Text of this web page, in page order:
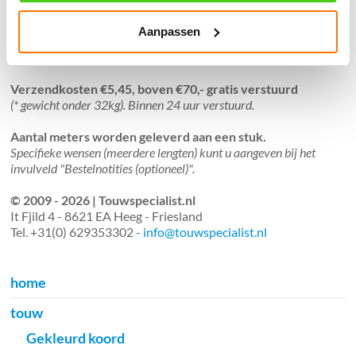
Aanpassen
Verzendkosten €5,45, boven €70,- gratis verstuurd
(* gewicht onder 32kg). Binnen 24 uur verstuurd.
Aantal meters worden geleverd aan een stuk.
Specifieke wensen (meerdere lengten) kunt u aangeven bij het
invulveld "Bestelnotities (optioneel)".
© 2009 - 2026 | Touwspecialist.nl
It Fjild 4 - 8621 EA Heeg - Friesland
Tel. +31(0) 629353302 - info@touwspecialist.nl
home
touw
Gekleurd koord